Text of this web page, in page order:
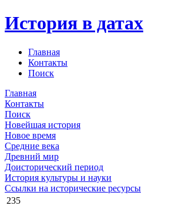
История в датах
Главная
Контакты
Поиск
Главная
Контакты
Поиск
Новейшая история
Новое время
Средние века
Древний мир
Доисторический период
История культуры и науки
Ссылки на исторические ресурсы
235